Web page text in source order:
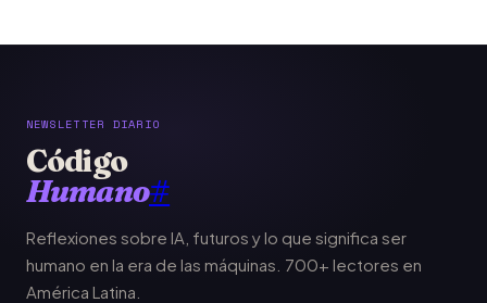
NEWSLETTER DIARIO
Código
Humano#
Reflexiones sobre IA, futuros y lo que significa ser
humano en la era de las máquinas. 700+ lectores en
América Latina.